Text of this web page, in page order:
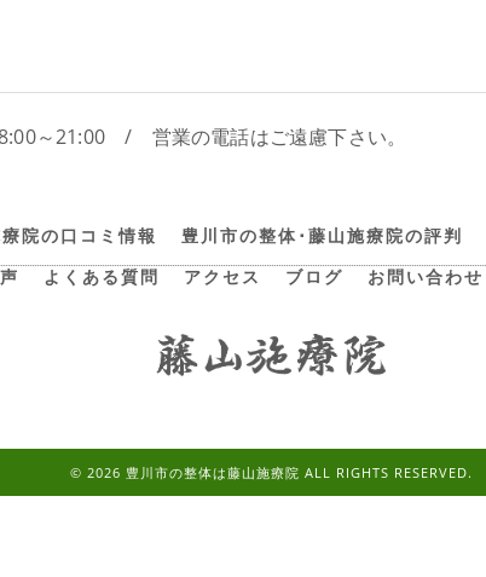
～21:00 / 営業の電話はご遠慮下さい。
院の口コミ情報 豊川市の整体･藤山施療院の評判
よくある質問 アクセス ブログ お問い合わせ
© 2026 豊川市の整体は藤山施療院 ALL RIGHTS RESERVED.